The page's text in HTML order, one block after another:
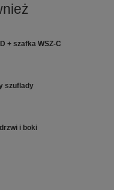
+ szafka WSZ-C
szuflady
i boki